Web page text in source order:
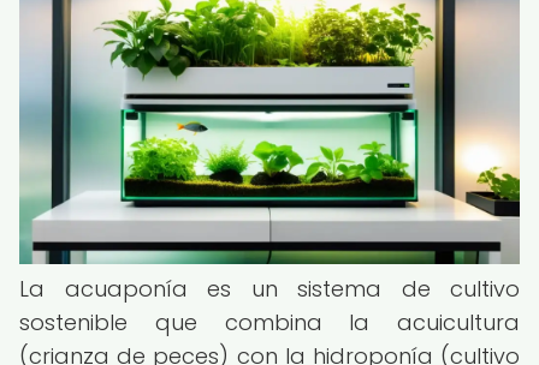
La acuaponía es un sistema de cultivo
sostenible que combina la acuicultura
(crianza de peces) con la hidroponía (cultivo